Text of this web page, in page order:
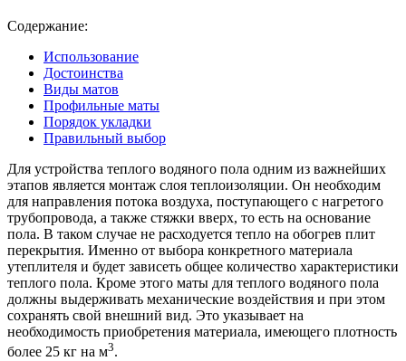
Содержание:
Использование
Достоинства
Виды матов
Профильные маты
Порядок укладки
Правильный выбор
Для устройства теплого водяного пола одним из важнейших
этапов является монтаж слоя теплоизоляции. Он необходим
для направления потока воздуха, поступающего с нагретого
трубопровода, а также стяжки вверх, то есть на основание
пола. В таком случае не расходуется тепло на обогрев плит
перекрытия. Именно от выбора конкретного материала
утеплителя и будет зависеть общее количество характеристики
теплого пола. Кроме этого маты для теплого водяного пола
должны выдерживать механические воздействия и при этом
сохранять свой внешний вид. Это указывает на
необходимость приобретения материала, имеющего плотность
более 25 кг на м3.